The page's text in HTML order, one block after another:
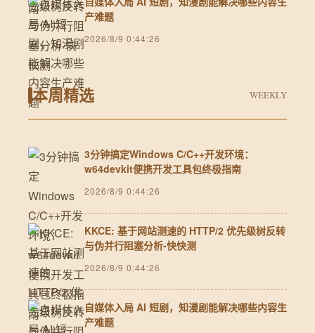
产难题
2026/8/9 0:44:26
本周精选 WEEKLY
3分钟搞定Windows C/C++开发环境：
w64devkit便携开发工具包终极指南
2026/8/9 0:44:26
KKCE: 基于网站测速的 HTTP/2 优先级树反转
与伪并行阻塞分析-快快测
2026/8/9 0:44:26
自媒体入局 AI 短剧，知漫剧能解决哪些内容生
产难题